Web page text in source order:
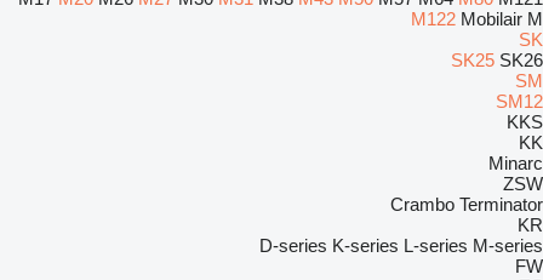
M122 Mobilair M
SK
SK25 SK26
SM
SM12
KKS
KK
Minarc
ZSW
Crambo Terminator
KR
D-series K-series L-series M-series
FW